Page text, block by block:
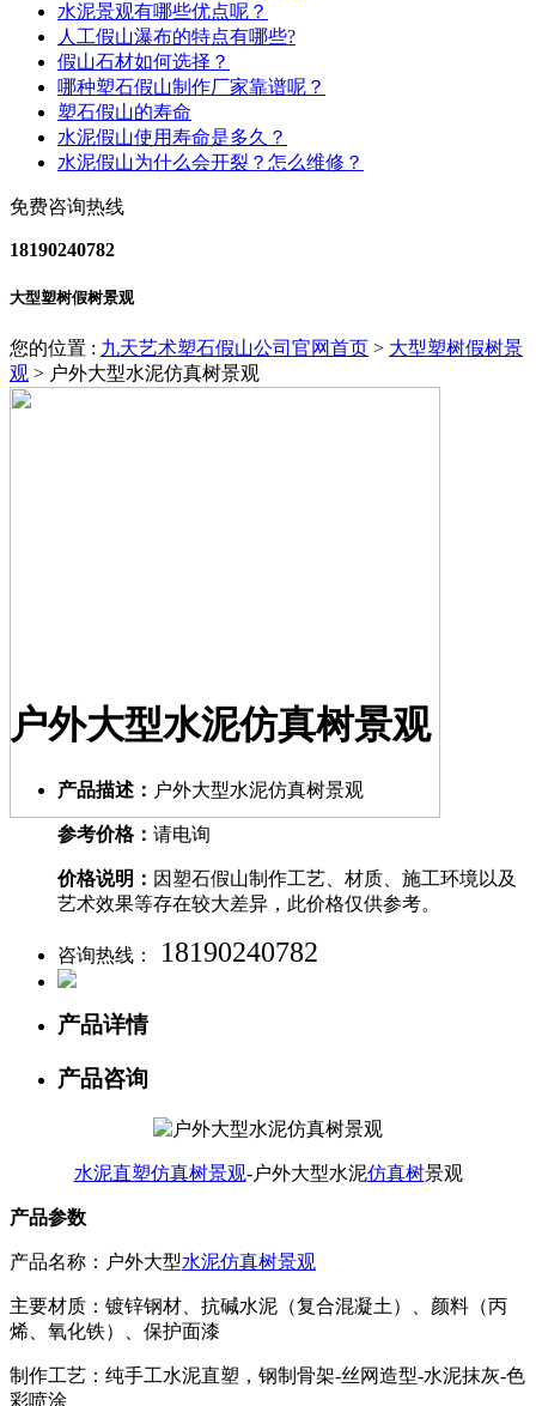
水泥景观有哪些优点呢？
人工假山瀑布的特点有哪些?
假山石材如何选择？
哪种塑石假山制作厂家靠谱呢？
塑石假山的寿命
水泥假山使用寿命是多久？
水泥假山为什么会开裂？怎么维修？
免费咨询热线
18190240782
大型塑树假树景观
您的位置 : 九天艺术塑石假山公司官网首页 > 大型塑树假树景
观 > 户外大型水泥仿真树景观
户外大型水泥仿真树景观
产品描述： 户外大型水泥仿真树景观
参考价格： 请电询
价格说明： 因塑石假山制作工艺、材质、施工环境以及
艺术效果等存在较大差异，此价格仅供参考。
咨询热线： 18190240782
产品详情
产品咨询
水泥直塑仿真树景观-户外大型水泥仿真树景观
产品参数
产品名称： 户外大型水泥仿真树景观
主要材质：镀锌钢材、抗碱水泥（复合混凝土）、颜料（丙
烯、氧化铁）、保护面漆
制作工艺：纯手工水泥直塑，钢制骨架-丝网造型-水泥抹灰-色
彩喷涂